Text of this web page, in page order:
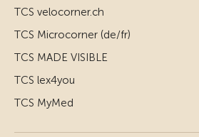
TCS velocorner.ch
TCS Microcorner (de/fr)
TCS MADE VISIBLE
TCS lex4you
TCS MyMed